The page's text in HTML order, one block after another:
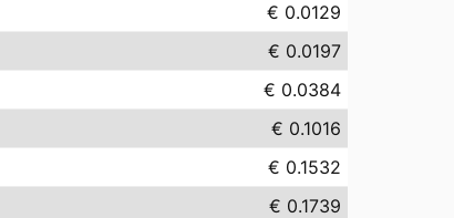
€ 0.0129
€ 0.0197
€ 0.0384
€ 0.1016
€ 0.1532
€ 0.1739